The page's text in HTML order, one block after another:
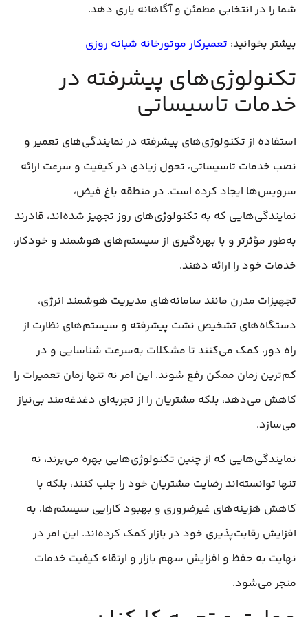
شما را در انتخابی مطمئن و آگاهانه یاری دهد.
بیشتر بخوانید: تعمیرکار موتورخانه شبانه روزی
تکنولوژی‌های پیشرفته در
خدمات تاسیساتی
استفاده از تکنولوژی‌های پیشرفته در نمایندگی‌های تعمیر و
نصب خدمات تاسیساتی، تحول زیادی در کیفیت و سرعت ارائه
سرویس‌ها ایجاد کرده است. در منطقه باغ فیض،
نمایندگی‌هایی که به تکنولوژی‌های روز تجهیز شده‌اند، قادرند
به‌طور مؤثرتر و با بهره‌گیری از سیستم‌های هوشمند و خودکار،
خدمات خود را ارائه دهند.
تجهیزات مدرن مانند سامانه‌های مدیریت هوشمند انرژی،
دستگاه‌های تشخیص نشت پیشرفته و سیستم‌های نظارت از
راه دور، کمک می‌کنند تا مشکلات به‌سرعت شناسایی و در
کم‌ترین زمان ممکن رفع شوند. این امر نه تنها زمان تعمیرات را
کاهش می‌دهد، بلکه مشتریان را از تجربه‌ای دغدغه‌مند بی‌نیاز
می‌سازد.
نمایندگی‌هایی که از چنین تکنولوژی‌هایی بهره می‌برند، نه
تنها توانسته‌اند رضایت مشتریان خود را جلب کنند، بلکه با
کاهش هزینه‌های غیرضروری و بهبود کارایی سیستم‌ها، به
افزایش رقابت‌پذیری خود در بازار کمک کرده‌اند. این امر در
نهایت به حفظ و افزایش سهم بازار و ارتقاء کیفیت خدمات
منجر می‌شود.